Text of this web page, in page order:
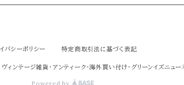
バシーポリシー 特定商取引法に基づく表記
テージ雑貨・アンティーク・海外買い付け・グリーンイズニュー
Powered by